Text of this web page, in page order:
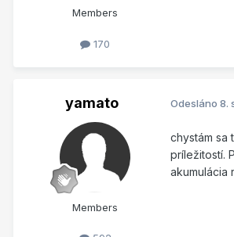
Members
170
yamato
Members
Odesláno 8.
chystám sa
príležitostí.
akumulácia